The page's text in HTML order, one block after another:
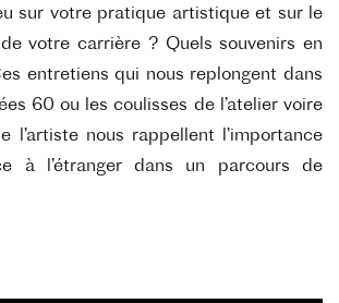
sur votre pratique artistique et sur le
votre carrière ? Quels souvenirs en
entretiens qui nous replongent dans
60 ou les coulisses de l’atelier voire
l’artiste nous rappellent l’importance
à l’étranger dans un parcours de